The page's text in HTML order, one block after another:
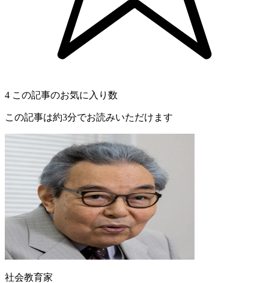
4 この記事のお気に入り数
この記事は約3分でお読みいただけます
社会教育家